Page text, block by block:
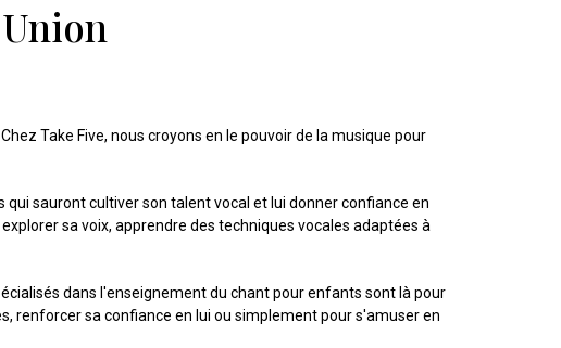
Take Five, nous croyons en le pouvoir de la musique pour
sauront cultiver son talent vocal et lui donner confiance en
sa voix, apprendre des techniques vocales adaptées à
dans l'enseignement du chant pour enfants sont là pour
renforcer sa confiance en lui ou simplement pour s'amuser en